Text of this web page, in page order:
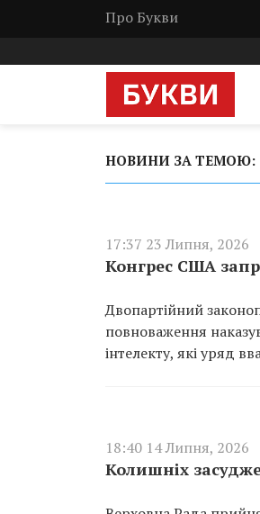
Про Букви
НОВИНИ ЗА ТЕМОЮ:
17:37 23 Липня, 2026
Конгрес США
Двопартійний
повноваження
інтелекту, які уряд
18:40 14 Липня, 2026
Колишніх